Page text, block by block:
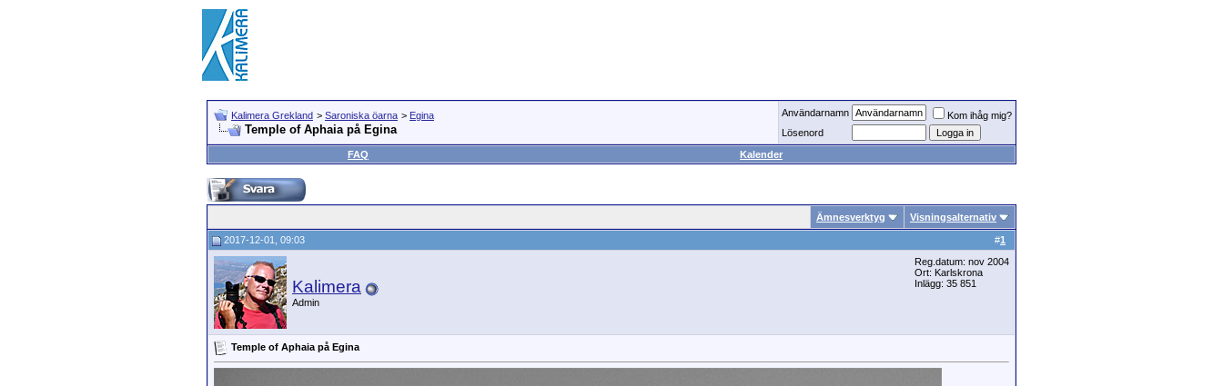
Kalimera Grekland > Saroniska öarna > Egina
Temple of Aphaia på Egina
Användarnamn
Kom ihåg mig?
Lösenord
FAQ
Kalender
Ämnesverktyg Visningsalternativ
#1
2017-12-01, 09:03
Kalimera
Admin
Reg.datum: nov 2004
Ort: Karlskrona
Inlägg: 35 851
Temple of Aphaia på Egina